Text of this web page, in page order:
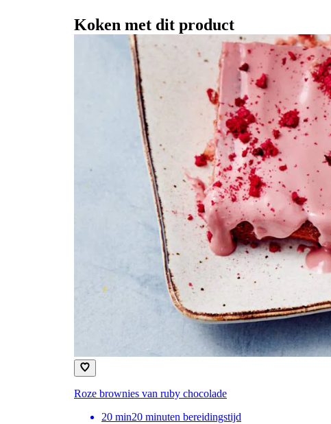
Koken met dit product
Roze brownies van ruby chocolade
20 min20 minuten bereidingstijd